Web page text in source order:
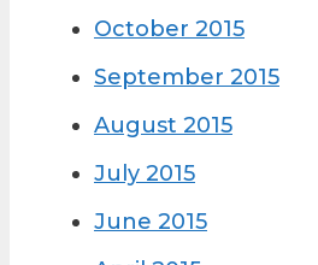
October 2015
September 2015
August 2015
July 2015
June 2015